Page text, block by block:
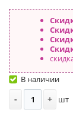
В наличии
- + шт